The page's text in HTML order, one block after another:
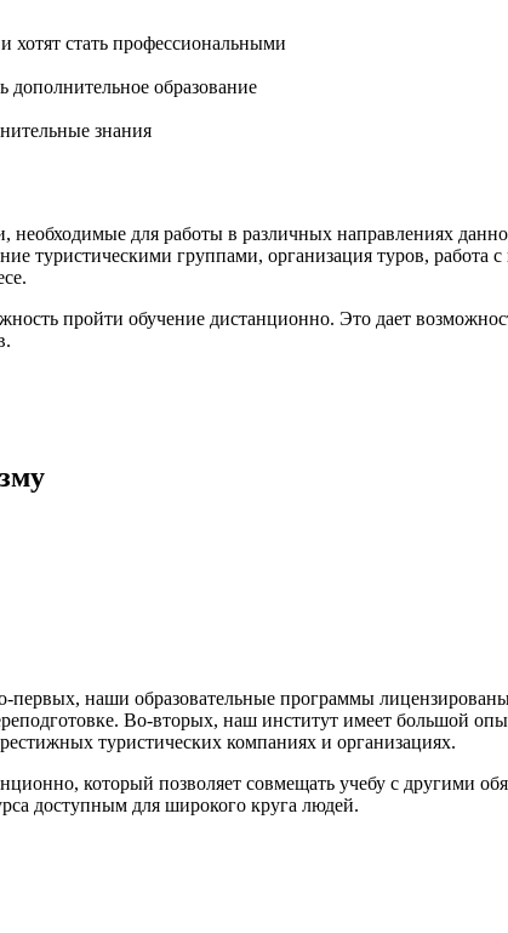
стать профессиональными
образование
знания
для работы в различных направлениях
туристическими группами, организация туров,
пройти обучение дистанционно. Это дает
наши образовательные программы
Во-вторых, наш институт имеет большой
туристических компаниях и организациях.
который позволяет совмещать учебу с другими
доступным для широкого круга людей.